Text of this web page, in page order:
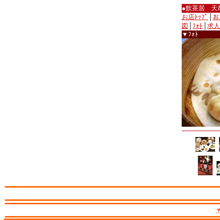
●飲茶居 天
お店ﾄｯﾌﾟ
図
ﾌｫﾄ
求
▼ﾌｫﾄ